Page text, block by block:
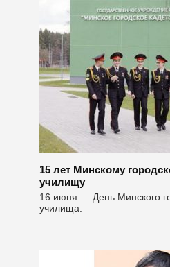
15 лет Минскому
училищу
16 июня — День Минского
училища.